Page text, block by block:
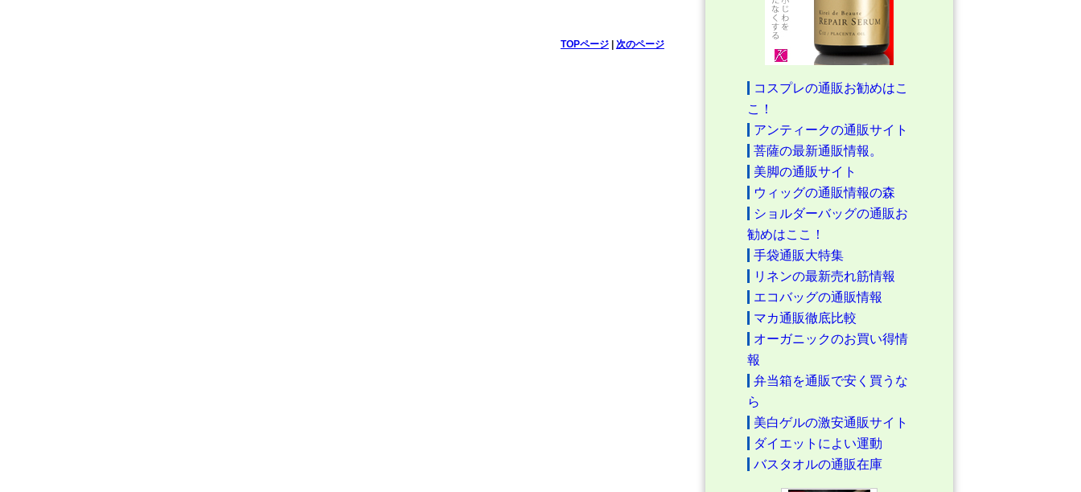
TOPページ| 次のページ
コスプレの通販お勧めはこ
こ！
アンティークの通販サイト
菩薩の最新通販情報。
美脚の通販サイト
ウィッグの通販情報の森
ショルダーバッグの通販お
勧めはここ！
手袋通販大特集
リネンの最新売れ筋情報
エコバッグの通販情報
マカ通販徹底比較
オーガニックのお買い得情
報
弁当箱を通販で安く買うな
ら
美白ゲルの激安通販サイト
ダイエットによい運動
バスタオルの通販在庫